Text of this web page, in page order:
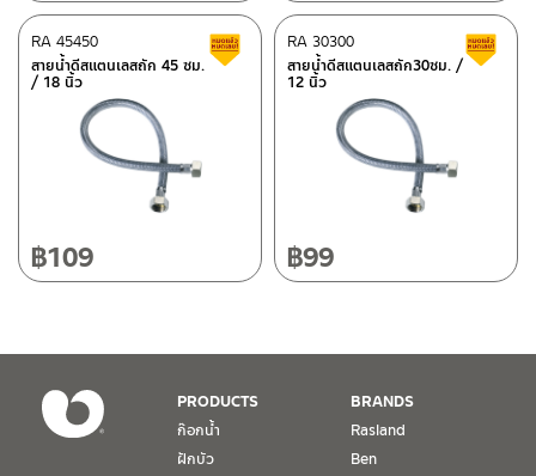
ศูนย์บริการและอะไหล่ เชียงใหม่
118/33 โครงการอรสิริน ม.8 ต.สันปูเลย อ.ดอยสะเก็ด เชียงใหม่
โทร: 080-075-2626
วันจันทร์ – วันศุกร์ เวลา 8:30-17:30 น.
วันเสาร์ เวลา 8:30-15:00 น.
1. การรับประกัน จะต้องมีหลักฐานการซื้อ หรือ ใบเสร็จ โดยทางบริษัทฯ
ขอตรวจสอบโดยนับวันซื้อขายเป็นสำคัญ ทางบริษัทฯ ไม่สามารถให้
เงื่อนไขการรับประกันสินค้าได้ หากไม่มีเอกสารดังกล่าว
ติดต่อ ชาญไพบูลย์ / Contact Us
สายน้ำดีสแตนเลสถัก 45 ซม.
/ 18 นิ้ว
RA 45450 สินค้าลดราคา เคลียร์สต็อก
฿109
สายน้ำดีสแตนเลสถัก30ซม. /
12 นิ้ว
RA 30300
฿99
PRODUCTS
ก๊อกน้ำ
ฝักบัว
BRANDS
Rasland
Ben